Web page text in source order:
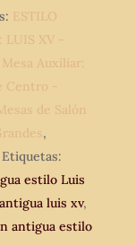
ESTILO
LUIS XV -
Mesa Auxiliar:
Centro -
de Salón
,
Etiquetas:
estilo Luis
luis xv,
antigua estilo